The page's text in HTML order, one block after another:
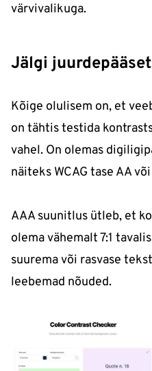
värvivalikuga.
Jälgi
Kõige olulisem on, et
on tähtis testida
vahel. On olemas
näiteks WCAG tase AA
AAA suunitlus ütleb, et
olema vähemalt 7:1
suurema või rasvase
leebemad nõuded.